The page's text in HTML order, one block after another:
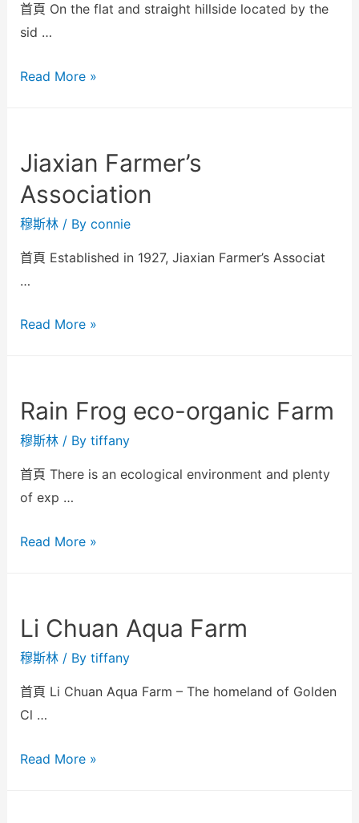
首頁 On the flat and straight hillside located by the
sid …
Read More »
Jiaxian Farmer’s
Association
穆斯林/ By connie
首頁 Established in 1927, Jiaxian Farmer’s Associat
…
Read More »
Rain Frog eco-organic Farm
穆斯林/ By tiffany
首頁 There is an ecological environment and plenty
of exp …
Read More »
Li Chuan Aqua Farm
穆斯林/ By tiffany
首頁 Li Chuan Aqua Farm – The homeland of Golden
Cl …
Read More »